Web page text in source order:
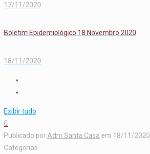
17/11/2020
Boletim Epidemiológico 18 Novembro 2020
18/11/2020
Exibir tudo
0
Publicado por Adm Santa Casa em 18/11/2020
Categorias